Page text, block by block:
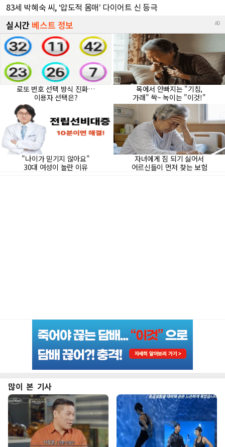
많이 본 기사